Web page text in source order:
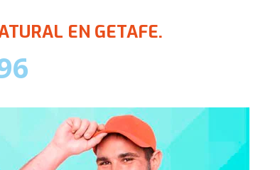
EN GETAFE.